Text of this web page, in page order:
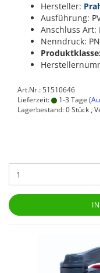
Hersteller:
Ausführung:
Anschluss
Nenndruck:
Art.Nr.: 51510646
Lieferzeit:
1-3 Tage
Lagerbestand: 0 Stück ,